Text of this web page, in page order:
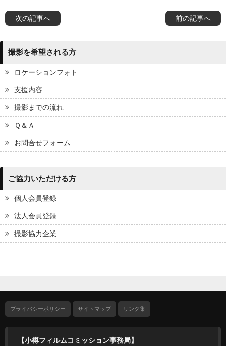
前の記事へ
次の記事へ
撮影を希望される方
ロケーションフォト
支援内容
撮影までの流れ
Ｑ＆Ａ
お問合せフォーム
ご協力いただける方
個人会員登録
法人会員登録
撮影協力企業
プライバシーポリシー サイトマップ リンク集
【小樽フィルムコミッション事務局】